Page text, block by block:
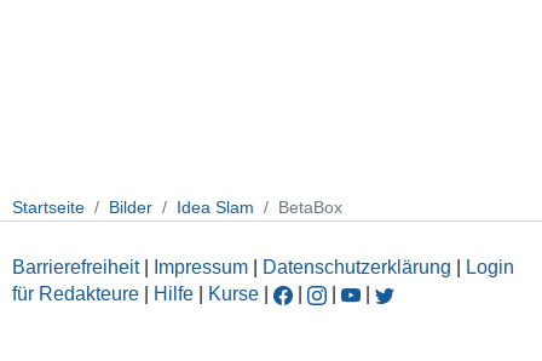
Startseite Bilder Idea Slam BetaBox
Barrierefreiheit| Impressum Datenschutzerklärung
Login
für Redakteure
Hilfe Kurse